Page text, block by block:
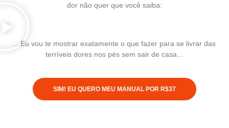
dor não quer que você saiba:
…Eu vou te mostrar exatamente o que fazer para se livrar das
terríveis dores nos pés sem sair de casa…
SIM! EU QUERO MEU MANUAL POR R$37